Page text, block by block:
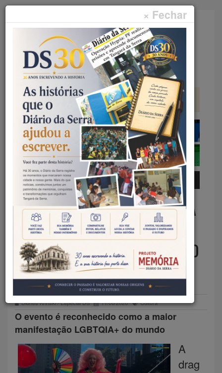
× Fechar
Faça sua pesquisa...
Menu
Início Cultura
DE TANGARÁ DA SERRA – M!KA
LEVA TALENTO MATO-
GROSSENSE AO TRIO ELÉTRICO
DE SÃO PAULO
Diones Krinski / Especial DS 11/06/2026 Cultura
O evento é reconhecido como a maior
manifestação LGBTQIA+ do mundo
A
drag